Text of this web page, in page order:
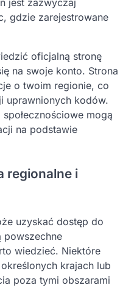
gdzie zarejestrowane
oficjalną stronę
na swoje konto. Strona
o twoim regionie, co
uprawnionych kodów.
mogą
na podstawie
regionalne i
uzyskać dostęp do
powszechne
wiedzieć. Niektóre
krajach lub
poza tymi obszarami